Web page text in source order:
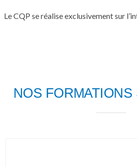
Le CQP se réalise exclusivement sur
NOS FORMATIONS